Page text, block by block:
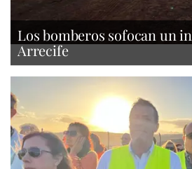
Los bomberos sofocan un
Arrecife